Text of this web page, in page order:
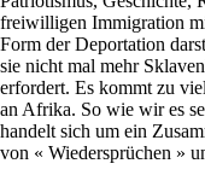
freiwilligen Immigration
Form der Deportation
sie nicht mal mehr
erfordert. Es kommt zu
an Afrika. So wie wir es
handelt sich um ein
von « Wiedersprüchen »